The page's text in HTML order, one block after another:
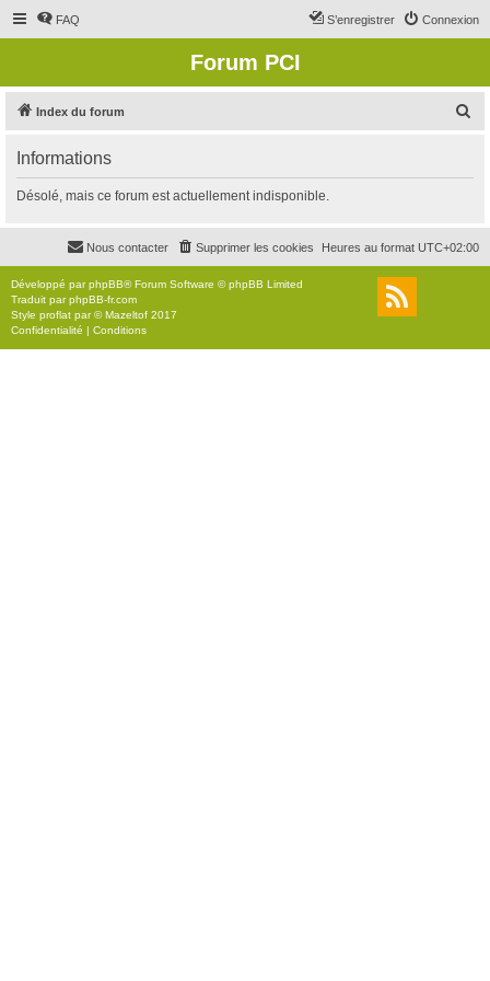
FAQ Connexion
S’enregistrer
Forum PCI
Index du forum
r
c
r
Informations
Désolé, mais ce forum est actuellement indisponible.
Heures au format UTC+02:00
Supprimer les cookies
Nous contacter
Développé parphpBB® Forum Software © phpBB Limited
Traduit parphpBB-fr.com
Style proflat par ©Mazeltof 2017
Confidentialité | Conditions